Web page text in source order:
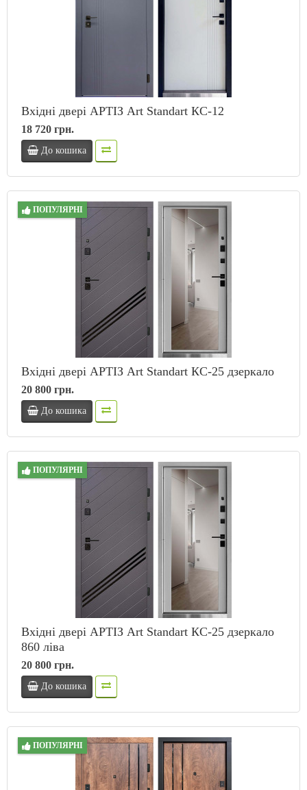
Вхідні двері АРТІЗ Art Standart КС-12
18 720 грн.
До кошика
ПОПУЛЯРНІ
Вхідні двері АРТІЗ Art Standart КС-25 дзеркало
20 800 грн.
До кошика
ПОПУЛЯРНІ
Вхідні двері АРТІЗ Art Standart КС-25 дзеркало
860 ліва
20 800 грн.
До кошика
ПОПУЛЯРНІ